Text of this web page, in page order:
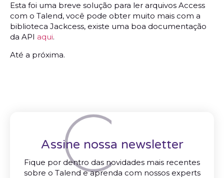
Esta foi uma breve solução para ler arquivos Access
com o Talend, você pode obter muito mais com a
biblioteca Jackcess, existe uma boa documentação
da API aqui.
Até a próxima.
Assine nossa newsletter
Fique por dentro das novidades mais recentes
sobre o Talend e aprenda com nossos experts